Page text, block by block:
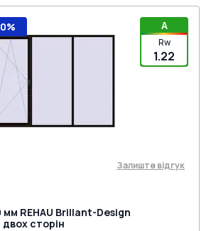
A
Rw
1.22
Залиште відгук
мм REHAU Brillant-Design
двох сторін